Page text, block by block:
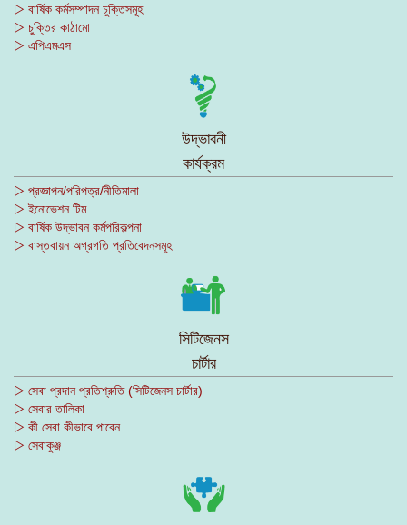
▷ বার্ষিক কর্মসম্পাদন চুক্তিসমূহ
▷ চুক্তির কাঠামো
▷ এপিএমএস
উদ্ভাবনী
কার্যক্রম
▷ প্রজ্ঞাপন/পরিপত্র/নীতিমালা
▷ ইনোভেশন টিম
▷ বার্ষিক উদ্ভাবন কর্মপরিকল্পনা
▷ বাস্তবায়ন অগ্রগতি প্রতিবেদনসমূহ
সিটিজেনস
চার্টার
▷ সেবা প্রদান প্রতিশ্রুতি (সিটিজেনস চার্টার)
▷ সেবার তালিকা
▷ কী সেবা কীভাবে পাবেন
▷ সেবাকুঞ্জ